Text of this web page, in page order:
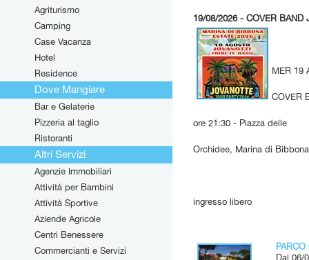
Agriturismo
Camping
Case Vacanza
Hotel
Residence
Dove Mangiare
Bar e Gelaterie
Pizzeria al taglio
Ristoranti
Altri Servizi
Agenzie Immobiliari
Attività per Bambini
Attività Sportive
Aziende Agricole
Centri Benessere
Commercianti e Servizi
19/08/2026 - COVER BAND
MER 19
COVER
ore 21:30 - Piazza delle
Orchidee, Marina di Bibbona
ingresso libero
Dal 06/